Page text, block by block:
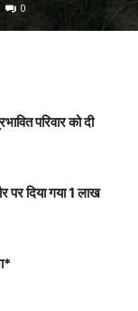
0
परिवार को दी
पर दिया गया 1 लाख